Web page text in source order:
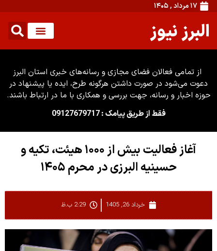
۱۷ مرداد , ۱۴۰۵
البرز نیوز
از تمامی فعالان فضای مجازی و رسانه‌های خبری استان البرز
دعوت می‌شود در صورت داشتن هرگونه طرح، ایده یا پیشنهاد در
حوزه اخبار و رسانه، جهت بررسی و همکاری با ما در ارتباط باشند.
فقط از طریق پیامک : 09127679717
آغاز فعالیت بیش از ۱۰۰۰ هیئت، تکیه و
حسینیه البرزی در محرم ۱۴۰۵
خرداد 26, 1405 2:29 ب.ظ